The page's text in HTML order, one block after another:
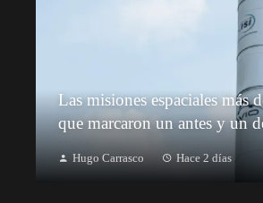
Las misiones espaciales más
que marcaron un antes y un
Hugo Carrasco Hace 2 días